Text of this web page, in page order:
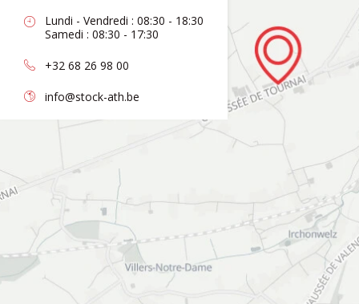
Lundi - Vendredi : 08:30 - 18:30
Samedi : 08:30 - 17:30
+32 68 26 98 00
info@stock-ath.be